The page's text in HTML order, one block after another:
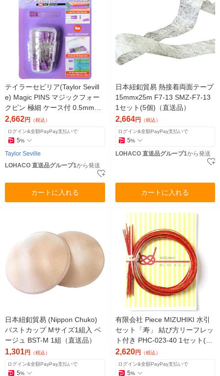
テイラーセビリア(Taylor Sevill
e) Magic PINS マジックフォー
クピン 極細 ケース付 0.5mm×4
5mm 30本入（直送品）
2,662円 （税込）
ログイン&全額PayPay支払いで
5%
Taylor Seville
LOHACO 直送品グループ1から発送
カートに入れる
日本紐釦貿易 熱接着両面テープ
15mmx25m F7-13 SMZ-F7-13
1セット(5個)（直送品）
2,664円 （税込）
ログイン&全額PayPay支払いで
5%
LOHACO 直送品グループ1から発送
カートに入れる
日本紐釦貿易 (Nippon Chuko)
バストカップ Mサイズ1組入 ベ
ージュ BST-M 1組（直送品）
1,301円 （税込）
ログイン&全額PayPay支払いで
5%
有限会社 Piece MIZUHIKI 水引
セット「寿」 結び方リーフレッ
ト付き PHC-023-40 1セット(5
袋)（直送品）
2,620円 （税込）
ログイン&全額PayPay支払いで
5%